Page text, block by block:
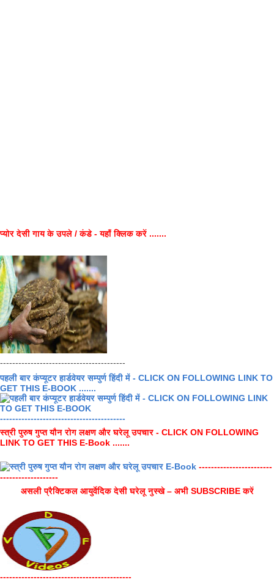
प्योर देसी गाय के उपले / कंडे - यहाँ क्लिक करें .......
-----------------------------------------
पहली बार कंप्यूटर हार्डवेयर सम्पुर्ण हिंदी में - CLICK ON FOLLOWING LINK TO
GET THIS E-BOOK .......
-----------------------------------------
स्त्री पुरुष गुप्त यौन रोग लक्षण और घरेलू उपचार - CLICK ON FOLLOWING
LINK TO GET THIS E-Book .......
------------------------
-------------------
असली प्रैक्टिकल आयुर्वेदिक देसी घरेलू नुस्खे – अभी SUBSCRIBE करें
-------------------------------------------